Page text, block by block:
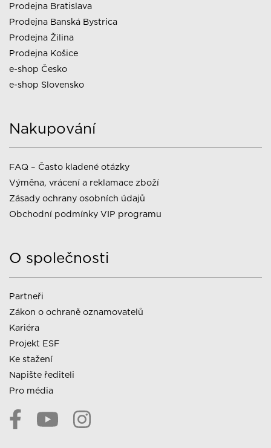
Prodejna Bratislava
Prodejna Banská Bystrica
Prodejna Žilina
Prodejna Košice
e-shop Česko
e-shop Slovensko
Nakupování
FAQ – Často kladené otázky
Výměna, vrácení a reklamace zboží
Zásady ochrany osobních údajů
Obchodní podmínky VIP programu
O společnosti
Partneři
Zákon o ochraně oznamovatelů
Kariéra
Projekt ESF
Ke stažení
Napište řediteli
Pro média